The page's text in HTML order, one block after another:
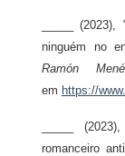
_____
ninguém no
Ramón
em https://
_____
romanceiro